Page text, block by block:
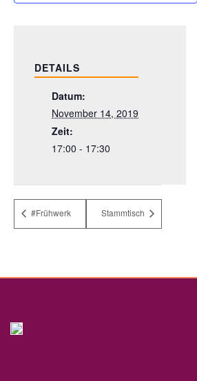
DETAILS
Datum:
November 14, 2019
Zeit:
17:00 - 17:30
#Frühwerk Stammtisch